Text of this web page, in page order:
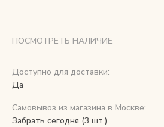
Снимаем с производства
Косметика для ухода
О нас
ПОСМОТРЕТЬ НАЛИЧИЕ
Доступно для доставки:
Да
Самовывоз из магазина в Москве:
Забрать сегодня (3 шт.)